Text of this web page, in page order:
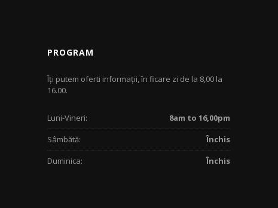
PROGRAM
Îţi putem oferti informaţii, în ficare zi de la 8,00 la
16.00.
Luni-Vineri:
8am to 16,00pm
Sâmbătă:
Închis
Duminica:
Închis